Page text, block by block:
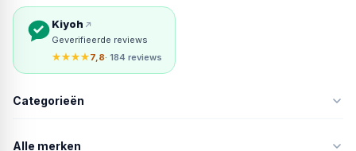
Kiyoh
Geverifieerde reviews
★★★★7,8· 184 reviews
Categorieën
Alle merken